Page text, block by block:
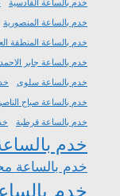
خدم بالساعة القادسية
خدم بالساعة المنصورية
خدم بالساعة المنطقة
خدم بالساعة جابر الاحمد
خدم بالساعة سلوى
خدم بالساعة صباح الناصر
خدم بالساعة قرطبة
خدم
خدم بالساعة
خدم